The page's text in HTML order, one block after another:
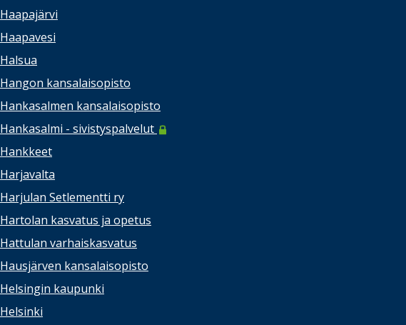
Haapajärvi
Haapavesi
Halsua
Hangon kansalaisopisto
Hankasalmen kansalaisopisto
Hankasalmi - sivistyspalvelut
Hankkeet
Harjavalta
Harjulan Setlementti ry
Hartolan kasvatus ja opetus
Hattulan varhaiskasvatus
Hausjärven kansalaisopisto
Helsingin kaupunki
Helsinki